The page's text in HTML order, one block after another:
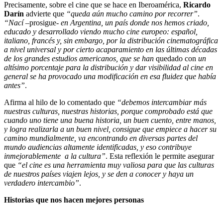
Precisamente, sobre el cine que se hace en Iberoamérica, Ricardo
Darín advierte que “queda aún mucho camino por recorrer”.
“Nací–prosigue- en Argentina, un país donde nos hemos criado,
educado y desarrollado viendo mucho cine europeo: español,
italiano, francés y, sin embargo, por la distribución cinematográfica
a nivel universal y por cierto acaparamiento en las últimas décadas
de los grandes estudios americanos, que se han quedado con un
altísimo porcentaje para la distribución y dar visibilidad al cine en
general se ha provocado una modificación en esa fluidez que había
antes”.
Afirma al hilo de lo comentado que “debemos intercambiar más
nuestras culturas, nuestras historias, porque comprobado está que
cuando uno tiene una buena historia, un buen cuento, entre manos,
y logra realizarla a un buen nivel, consigue que empiece a hacer su
camino mundialmente, va encontrando en diversas partes del
mundo audiencias altamente identificadas, y eso contribuye
inmejorablemente a la cultura”. Esta reflexión le permite asegurar
que “el cine es una herramienta muy valiosa para que las culturas
de nuestros países viajen lejos, y se den a conocer y haya un
verdadero intercambio”.
Historias que nos hacen mejores personas